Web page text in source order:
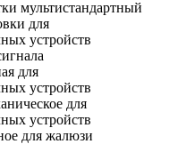
мультистандартный
для
устройств
для
устройств
для
устройств
для жалюзи